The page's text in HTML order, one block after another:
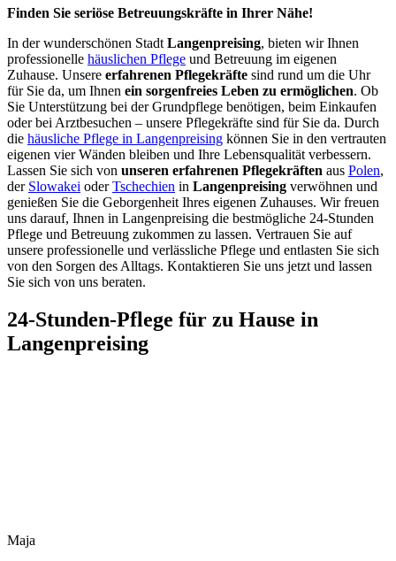
Finden Sie seriöse Betreuungskräfte in Ihrer Nähe!
In der wunderschönen Stadt Langenpreising, bieten wir Ihnen
professionelle häuslichen Pflege und Betreuung im eigenen
Zuhause. Unsere erfahrenen Pflegekräfte sind rund um die Uhr
für Sie da, um Ihnen ein sorgenfreies Leben zu ermöglichen. Ob
Sie Unterstützung bei der Grundpflege benötigen, beim Einkaufen
oder bei Arztbesuchen – unsere Pflegekräfte sind für Sie da. Durch
die häusliche Pflege in Langenpreising können Sie in den vertrauten
eigenen vier Wänden bleiben und Ihre Lebensqualität verbessern.
Lassen Sie sich von unseren erfahrenen Pflegekräften aus Polen,
der Slowakei oderTschechien in Langenpreising verwöhnen und
genießen Sie die Geborgenheit Ihres eigenen Zuhauses. Wir freuen
uns darauf, Ihnen in Langenpreising die bestmögliche 24-Stunden
Pflege und Betreuung zukommen zu lassen. Vertrauen Sie auf
unsere professionelle und verlässliche Pflege und entlasten Sie sich
von den Sorgen des Alltags. Kontaktieren Sie uns jetzt und lassen
Sie sich von uns beraten.
24-Stunden-Pflege für zu Hause in
Langenpreising
Maja